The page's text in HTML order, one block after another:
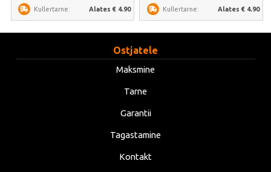
Kullertarne: Alates € 4.90 Kullertarne: Alates € 4.90
Ostjatele
Maksmine
Tarne
Garantii
Tagastamine
Kontakt